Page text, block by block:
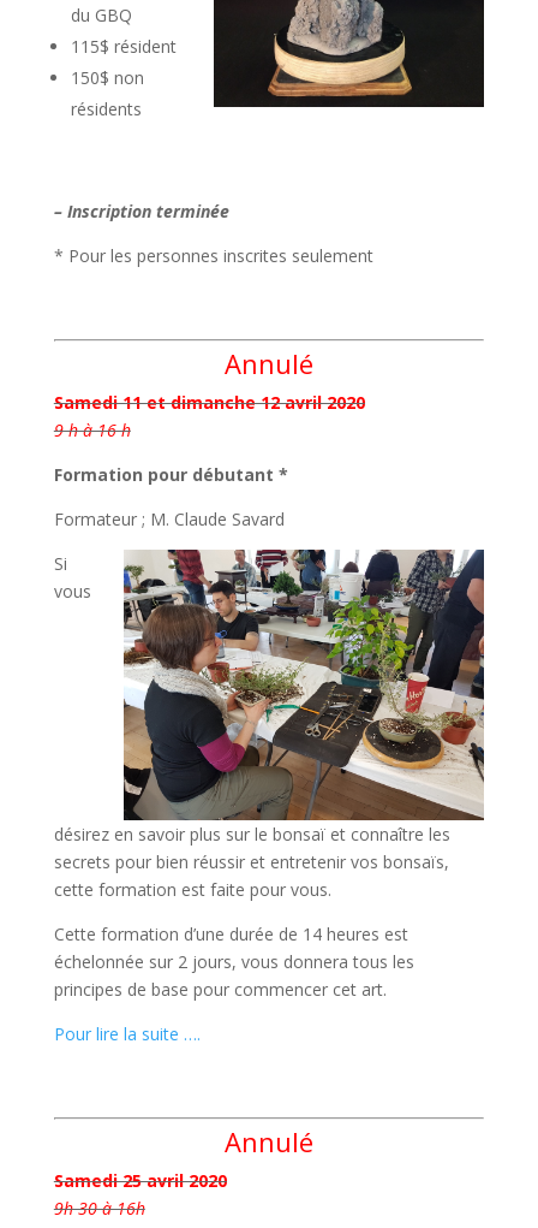
du GBQ
115$ résident
150$ non
résidents
– Inscription terminée
* Pour les personnes inscrites seulement
Annulé
Samedi 11 et dimanche 12 avril 2020
9 h à 16 h
Formation pour débutant *
Formateur ; M. Claude Savard
Si
vous
désirez en savoir plus sur le bonsaï et connaître les
secrets pour bien réussir et entretenir vos bonsaïs,
cette formation est faite pour vous.
Cette formation d’une durée de 14 heures est
échelonnée sur 2 jours, vous donnera tous les
principes de base pour commencer cet art.
Pour lire la suite ….
Annulé
Samedi 25 avril 2020
9h 30 à 16h